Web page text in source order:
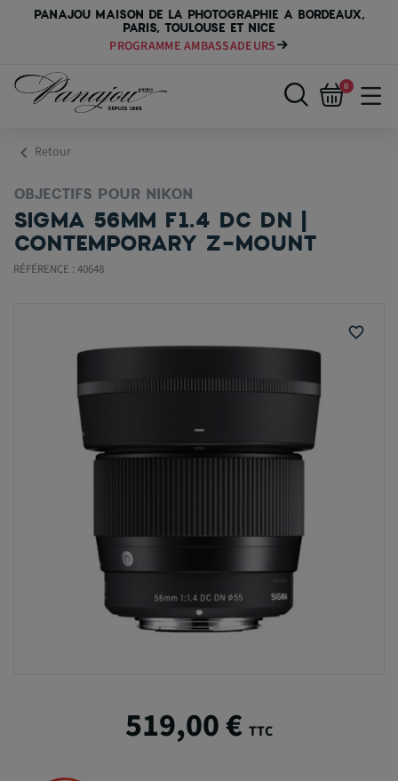
PANAJOU MAISON DE LA PHOTOGRAPHIE A BORDEAUX,
PARIS, TOULOUSE ET NICE
PROGRAMME AMBASSADEURS
PAYER VOTRE MATÉRIEL JUSQU'EN 84 FOIS
0
chevron_left Retour
OBJECTIFS POUR NIKON
SIGMA 56MM F1.4 DC DN |
CONTEMPORARY Z-MOUNT
RÉFÉRENCE : 40648
favorite_border
519,00 € TTC